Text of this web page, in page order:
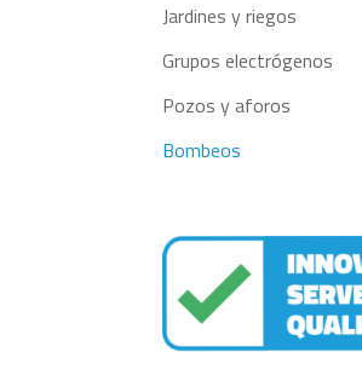
Jardines y riegos
Grupos electrógenos
Pozos y aforos
Bombeos